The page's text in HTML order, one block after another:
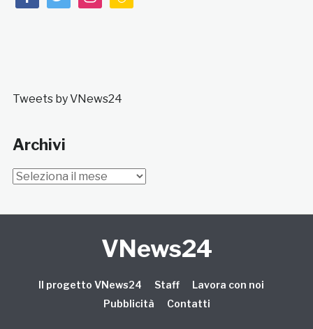
Tweets by VNews24
Archivi
Archivi
VNews24
Il progetto VNews24 Staff
Lavora con noi
Pubblicità
Contatti